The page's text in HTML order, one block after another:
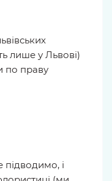
лише у Львові)
по праву
і